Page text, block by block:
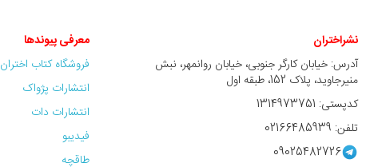
نشراختران
آدرس: خیابان کارگر جنوبی، خیابان روانمهر، نبش
منیرجاوید، پلاک 152، طبقه اول
کدپستی: 1314973751
تلفن: 02166485939
09025482726
معرفی پیوندها
فروشگاه کتاب اختران
انتشارات پژواک
انتشارات دات
فیدیبو
طاقچه